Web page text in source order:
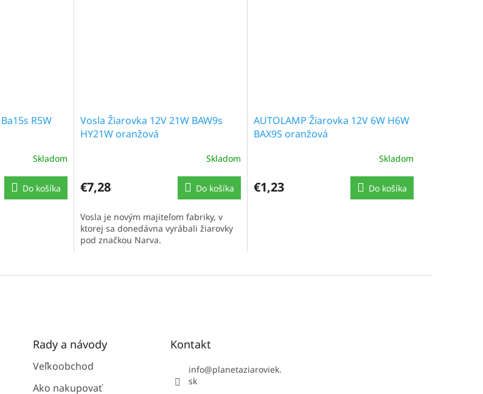
R5W
Skladom
Do košíka
Vosla Žiarovka 12V 21W BAW9s
HY21W oranžová
Skladom
€7,28 Do košíka
Vosla je novým majiteľom fabriky, v
ktorej sa donedávna vyrábali žiarovky
pod značkou Narva.
AUTOLAMP Žiarovka 12V 6W H6W
BAX9S oranžová
Skladom
€1,23 Do košíka
Rady a návody
Veľkoobchod
Ako nakupovať
Kontakt
info@planetaziaroviek.
sk